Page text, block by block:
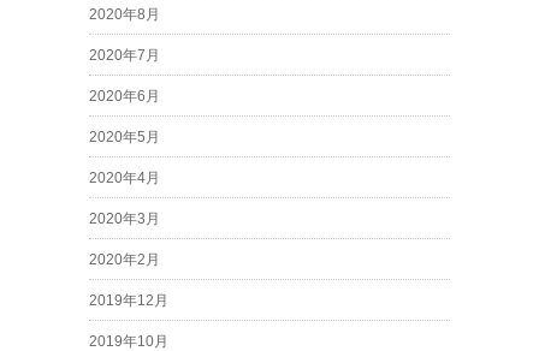
2020年8月
2020年7月
2020年6月
2020年5月
2020年4月
2020年3月
2020年2月
2019年12月
2019年10月